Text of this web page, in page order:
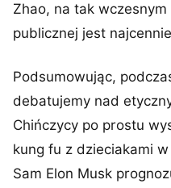
Zhao, na tak
publicznej jest
Podsumowując,
debatujemy nad
Chińczycy po prostu
kung fu z dzieciakami
Sam Elon Musk